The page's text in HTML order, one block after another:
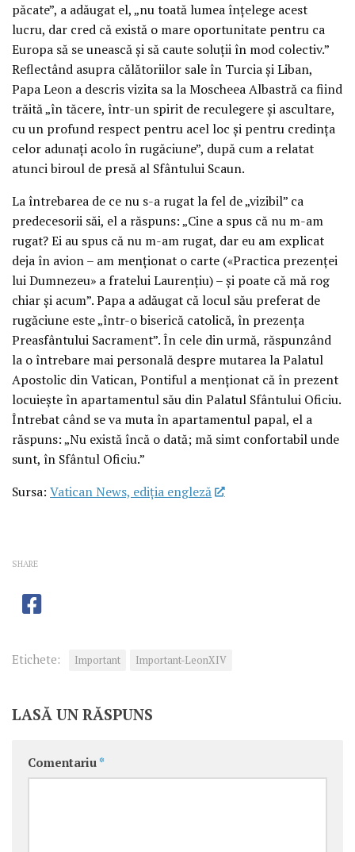
păcate”, a adăugat el, „nu toată lumea înțelege acest
lucru, dar cred că există o mare oportunitate pentru ca
Europa să se unească și să caute soluții în mod colectiv.”
Reflectând asupra călătoriilor sale în Turcia și Liban,
Papa Leon a descris vizita sa la Moscheea Albastră ca fiind
trăită „în tăcere, într-un spirit de reculegere și ascultare,
cu un profund respect pentru acel loc și pentru credința
celor adunați acolo în rugăciune”, după cum a relatat
atunci biroul de presă al Sfântului Scaun.
La întrebarea de ce nu s-a rugat la fel de „vizibil” ca
predecesorii săi, el a răspuns: „Cine a spus că nu m-am
rugat? Ei au spus că nu m-am rugat, dar eu am explicat
deja în avion – am menționat o carte («Practica prezenței
lui Dumnezeu» a fratelui Laurențiu) – și poate că mă rog
chiar și acum”. Papa a adăugat că locul său preferat de
rugăciune este „într-o biserică catolică, în prezența
Preasfântului Sacrament”. În cele din urmă, răspunzând
la o întrebare mai personală despre mutarea la Palatul
Apostolic din Vatican, Pontiful a menționat că în prezent
locuiește în apartamentul său din Palatul Sfântului Oficiu.
Întrebat când se va muta în apartamentul papal, el a
răspuns: „Nu există încă o dată; mă simt confortabil unde
sunt, în Sfântul Oficiu.”
Sursa: Vatican News, ediția engleză
SHARE
Etichete: Important Important-LeonXIV
LASĂ UN RĂSPUNS
Comentariu *